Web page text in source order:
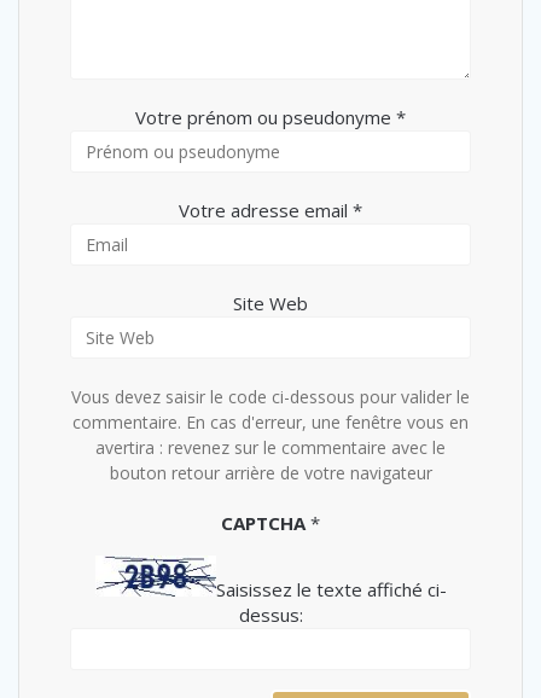
Votre prénom ou pseudonyme *
Votre adresse email *
Site Web
Vous devez saisir le code ci-dessous pour valider le
commentaire. En cas d'erreur, une fenêtre vous en
avertira : revenez sur le commentaire avec le
bouton retour arrière de votre navigateur
CAPTCHA*
Saisissez le texte affiché ci-
dessus: